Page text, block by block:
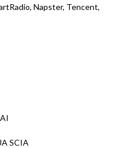
Napster, Tencent,
SCIA